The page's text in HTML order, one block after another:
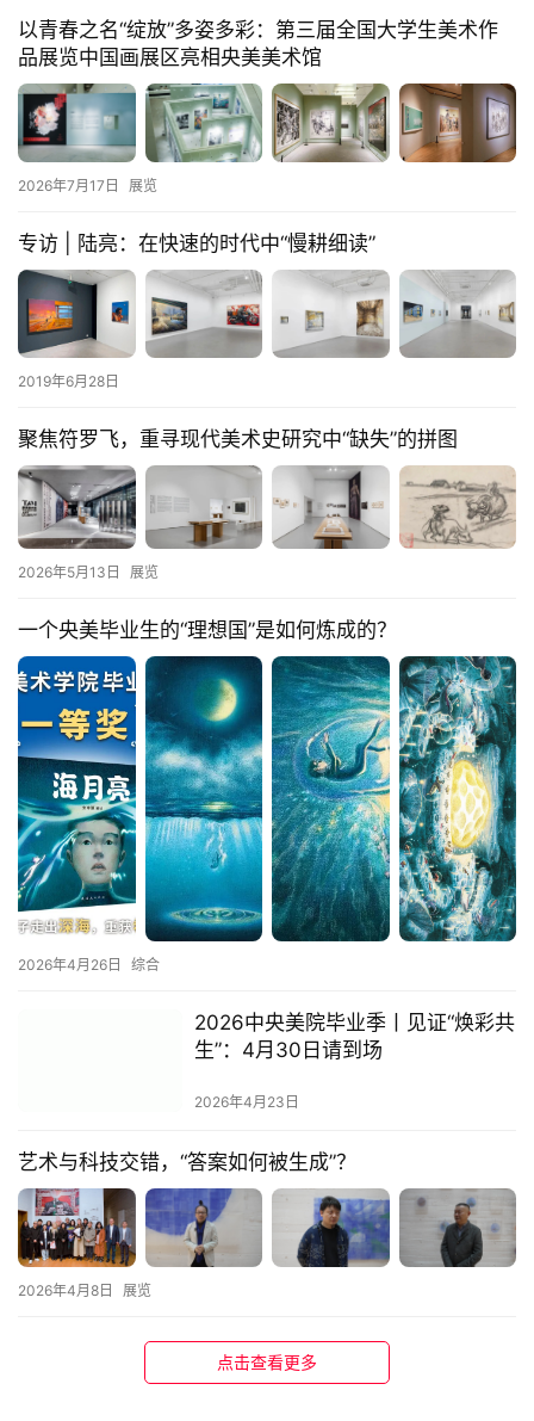
页
资
讯
以青春之名“绽放”多姿多彩：第三届全国大学生美术作
品展览中国画展区亮相央美美术馆
2026年7月17日 展览
专访 | 陆亮：在快速的时代中“慢耕细读”
2019年6月28日
聚焦符罗飞，重寻现代美术史研究中“缺失”的拼图
2026年5月13日 展览
一个央美毕业生的“理想国”是如何炼成的？
2026年4月26日 综合
2026中央美院毕业季丨见证“焕彩共
生”：4月30日请到场
2026年4月23日
艺术与科技交错，“答案如何被生成”？
2026年4月8日 展览
点击查看更多